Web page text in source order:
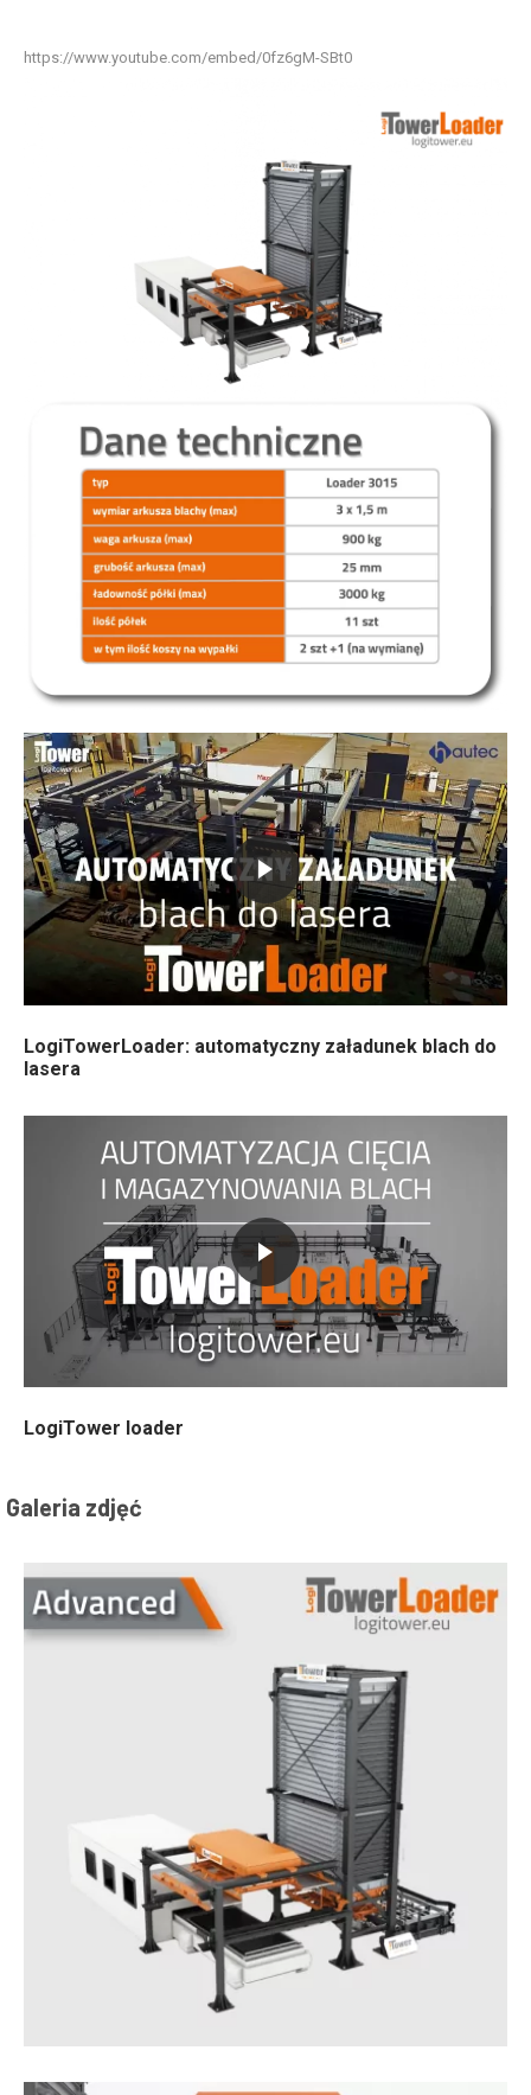
https://www.youtube.com/embed/0fz6gM-SBt0
LogiTowerLoader: automatyczny załadunek blach do
lasera
LogiTower loader
Galeria zdjęć